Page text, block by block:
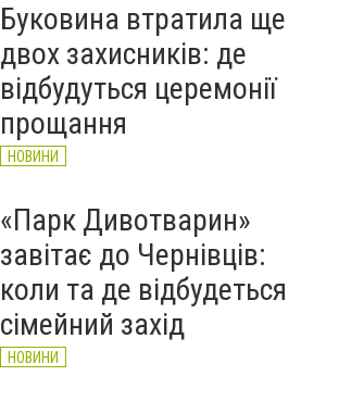
Буковина втратила ще
двох захисників: де
відбудуться церемонії
прощання
НОВИНИ
«Парк Дивотварин»
завітає до Чернівців:
коли та де відбудеться
сімейний захід
НОВИНИ